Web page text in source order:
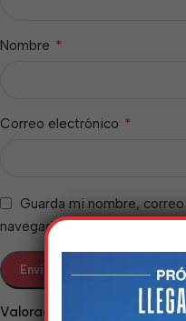
Valoraciones
Nombre *
Correo electrónico *
Guarda mi nombre,
navegador para la próxima